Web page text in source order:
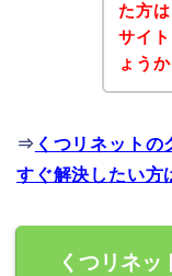
た方
サイ
ょうか
⇒ くつリネット
すぐ解決したい方
くつリネッ